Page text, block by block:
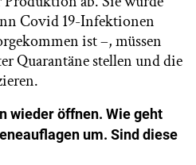
Covid 19-Infektionen
ist –, müssen
Quarantäne stellen und die
wieder öffnen. Wie geht
um. Sind diese